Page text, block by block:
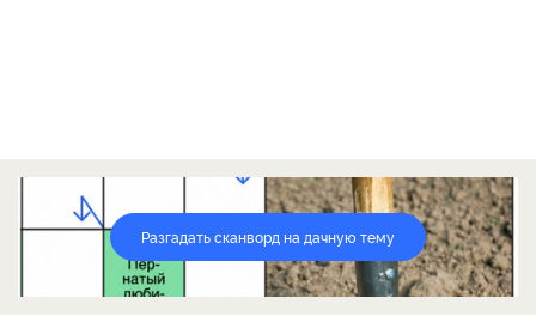
Разгадать сканворд на дачную тему